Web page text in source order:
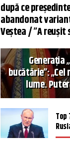
după ce
abandonat
Veștea / ”A reușit
Generația
bucătărie”:
lume.